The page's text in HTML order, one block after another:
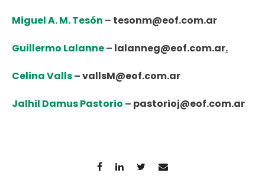
Miguel A. M. Tesón – tesonm@eof.com.ar
Guillermo Lalanne– lalanneg@eof.com.ar.
CelinaValls–vallsM@eof.com.ar
Jalhil Damus Pastorio – pastorioj@eof.com.ar